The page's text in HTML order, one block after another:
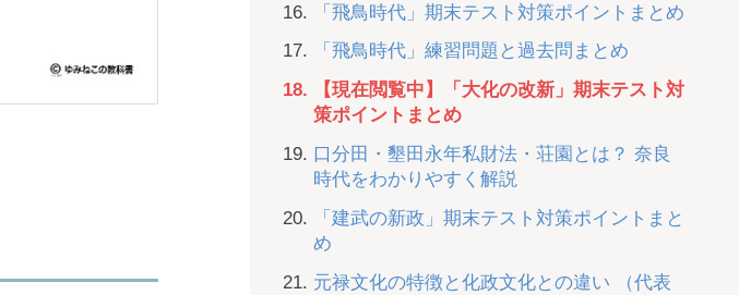
「飛鳥時代」期末テスト対策ポイントまとめ
「飛鳥時代」練習問題と過去問まとめ
【現在閲覧中】「大化の改新」期末テスト対
策ポイントまとめ
口分田・墾田永年私財法・荘園とは？ 奈良
時代をわかりやすく解説
「建武の新政」期末テスト対策ポイントまと
め
元禄文化の特徴と化政文化との違い （代表